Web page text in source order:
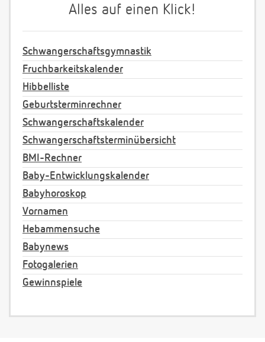
Alles auf einen Klick!
Schwangerschaftsgymnastik
Fruchbarkeitskalender
Hibbelliste
Geburtsterminrechner
Schwangerschaftskalender
Schwangerschaftsterminübersicht
BMI-Rechner
Baby-Entwicklungskalender
Babyhoroskop
Vornamen
Hebammensuche
Babynews
Fotogalerien
Gewinnspiele